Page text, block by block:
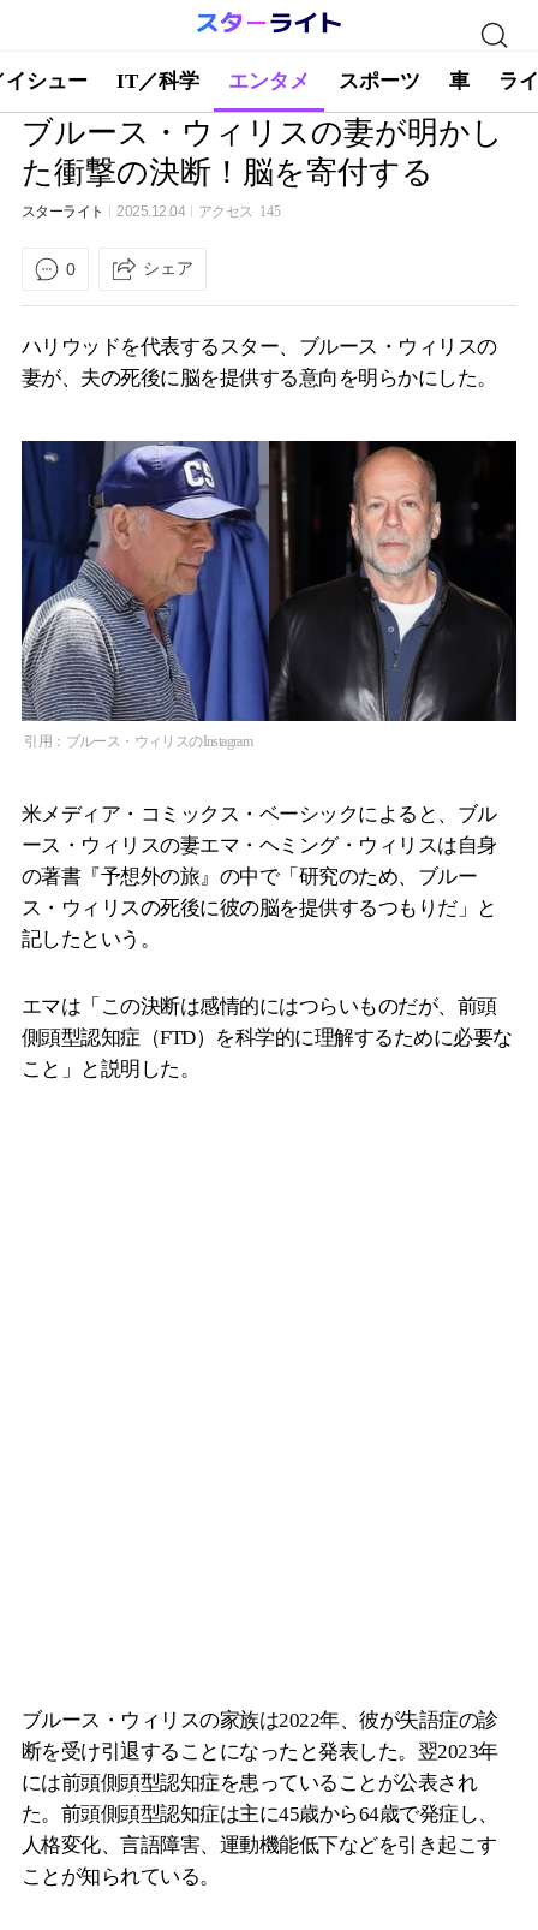
イシュー IT／科学 エンタメ スポーツ 車 ラ
ブルース・ウィリスの妻が明かし
た衝撃の決断！脳を寄付する
スターライト 2025.12.04 アクセス 145
0 シェア
ハリウッドを代表するスター、ブルース・ウィリスの
妻が、夫の死後に脳を提供する意向を明らかにした。
引用：ブルース・ウィリスのInstagram
米メディア・コミックス・ベーシックによると、ブル
ース・ウィリスの妻エマ・ヘミング・ウィリスは自身
の著書『予想外の旅』の中で「研究のため、ブルー
ス・ウィリスの死後に彼の脳を提供するつもりだ」と
記したという。
エマは「この決断は感情的にはつらいものだが、前頭
側頭型認知症（FTD）を科学的に理解するために必要な
こと」と説明した。
ブルース・ウィリスの家族は2022年、彼が失語症の診
断を受け引退することになったと発表した。翌2023年
には前頭側頭型認知症を患っていることが公表され
た。前頭側頭型認知症は主に45歳から64歳で発症し、
人格変化、言語障害、運動機能低下などを引き起こす
ことが知られている。